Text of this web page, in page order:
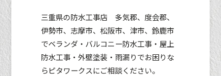
三重県の防水工事店 多気郡、度会郡、
伊勢市、志摩市、松阪市、津市、鈴鹿市
でベランダ・バルコニー防水工事・屋上
防水工事・外壁塗装・雨漏りでお困りな
らピタワークスにご相談ください。